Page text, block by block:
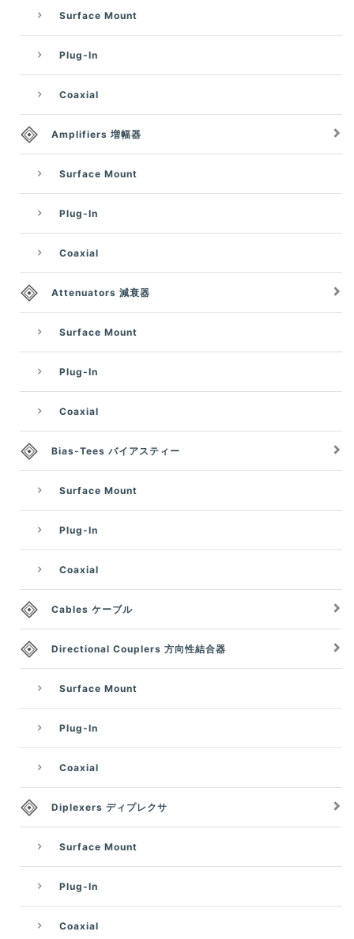
Surface Mount
Plug-In
Coaxial
Amplifiers 増幅器
Surface Mount
Plug-In
Coaxial
Attenuators 減衰器
Surface Mount
Plug-In
Coaxial
Bias-Tees バイアスティー
Surface Mount
Plug-In
Coaxial
Cables ケーブル
Directional Couplers 方向性結合器
Surface Mount
Plug-In
Coaxial
Diplexers ディプレクサ
Surface Mount
Plug-In
Coaxial